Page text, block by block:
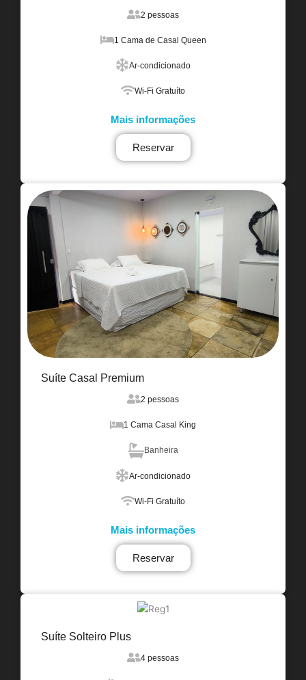
2 pessoas
1 Cama de Casal Queen
Ar-condicionado
Wi-Fi Gratuíto
Mais informações
Reservar
Suíte Casal Premium
2 pessoas
1 Cama Casal King
Banheira
Ar-condicionado
Wi-Fi Gratuíto
Mais informações
Reservar
Suíte Solteiro Plus
4 pessoas